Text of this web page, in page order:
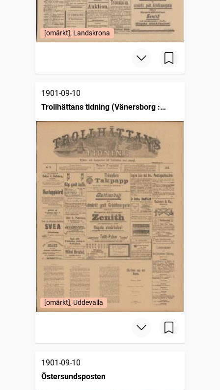
[omärkt], Landskrona
1901-09-10
Trollhättans tidning (Vänersborg :
1903)
[omärkt], Uddevalla
1901-09-10
Östersundsposten